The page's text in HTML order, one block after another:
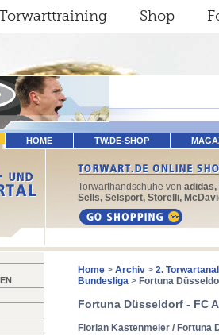
Shop
HOME TW.DE-SHOP
Torwarthandschuhe von adidas,
Sells, Selsport, Storelli,
Home > Archiv > 2.
Bundesliga > Fortuna
Fortuna Düsseldorf - FC
Florian Kastenmeier / Fortuna